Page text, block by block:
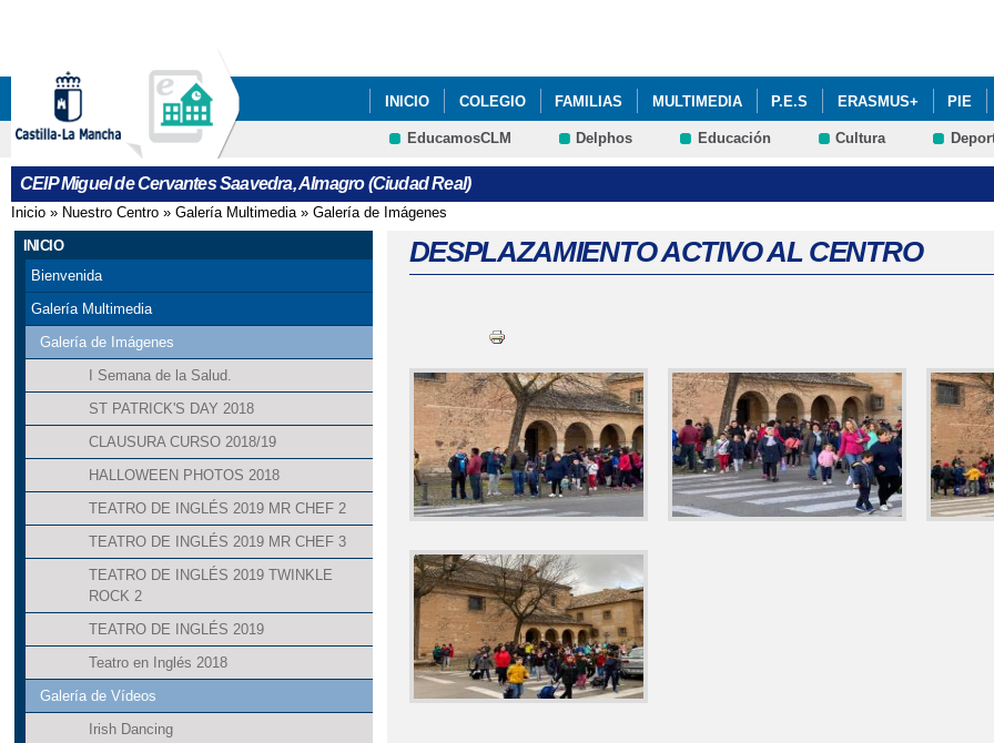
INICIO COLEGIO FAMILIAS MULTIMEDIA P.E.S ERASMUS+ PIE
EducamosCLM Delphos Educación Cultura
CEIP Miguel de Cervantes Saavedra, Almagro (Ciudad Real)
Se encuentra usted aquí
Inicio » Nuestro Centro » Galería Multimedia» Galería de Imágenes
INICIO
Bienvenida
Galería Multimedia
Galería de Imágenes
I Semana de la Salud.
ST PATRICK'S DAY 2018
CLAUSURA CURSO 2018/19
HALLOWEEN PHOTOS 2018
TEATRO DE INGLÉS 2019 MR CHEF 2
TEATRO DE INGLÉS 2019 MR CHEF 3
TEATRO DE INGLÉS 2019 TWINKLE
ROCK 2
TEATRO DE INGLÉS 2019
Teatro en Inglés 2018
Galería de Vídeos
Irish Dancing
DESPLAZAMIENTO ACTIVO AL CENTRO